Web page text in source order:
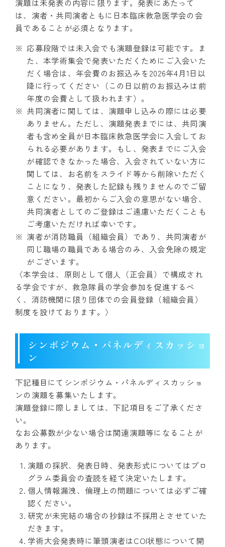
演題は未発表の内容に限ります。発表にあたって
は、演者・共同演者ともに日本臨床救急医学会の会
員であることが必須となります。
応募段階では未入会でも演題登録は可能です。ま
た、本学術集会で発表いただくためにご入会いた
だく場合は、年会費のお振込みを2026年4月1日以
降に行ってください（この日以前のお振込みは前
年度の会費として扱われます）。
共同演者に関しては、演題申し込みの際には必要
ありません。ただし、演題発表までには、共同演
者も含め全員が日本臨床救急医学会に入会してお
られる必要があります。もし、発表までにご入会
が確認できなかった場合、入会されていない方に
関しては、お名前をスライド等から削除いただく
ことになり、発表した記録も残りませんのでご留
意ください。最初からご入会の意思がない場合、
共同演者としてのご登録はご遠慮いただくことも
ご考慮いただければ幸いです。
演者が消防職員（組織会員）であり、共同演者が
同じ職場の職員である場合のみ、入会免除の規定
がございます。
〈本学会は、原則として個人（正会員）で構成され
る学会ですが、救急隊員の学会参加を促進するべ
く、消防機関に限り団体での会員登録（組織会員）
制度を設けております。〉
シンポジウム・パネルディスカッショ
ン
下記種目にてシンポジウム・パネルディスカッショ
ンの演題を募集いたします。
演題登録に際しましては、下記項目をご了承くださ
い。
なお公募数が少ない場合は関連演題等になることが
あります。
演題の採択、発表日時、発表形式についてはプロ
グラム委員会の査読を経て決定いたします。
個人情報漏洩、倫理上の問題については必ずご確
認ください。
研究が未完結の場合の抄録は不採用とさせていた
だきます。
学術大会発表時に筆頭演者はCOI状態について開